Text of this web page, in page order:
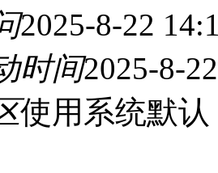
2025-8-22
时间2025-8-
使用系统默认